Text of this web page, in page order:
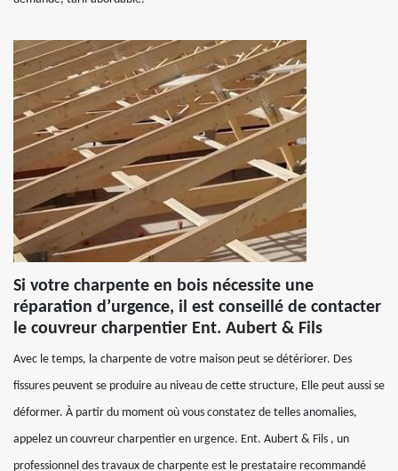
Si votre charpente en bois nécessite une
réparation d’urgence, il est conseillé de contacter
le couvreur charpentier Ent. Aubert & Fils
Avec le temps, la charpente de votre maison peut se détériorer. Des
fissures peuvent se produire au niveau de cette structure, Elle peut aussi se
déformer. À partir du moment où vous constatez de telles anomalies,
appelez un couvreur charpentier en urgence. Ent. Aubert & Fils , un
professionnel des travaux de charpente est le prestataire recommandé